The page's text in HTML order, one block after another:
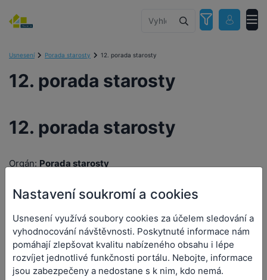
Usnesení Porada starosty 12. porada starosty
12. porada starosty
12. porada starosty
Orgán: Porada starosty
Nastavení soukromí a cookies
Usnesení využívá soubory cookies za účelem sledování a
vyhodnocování návštěvnosti. Poskytnuté informace nám
pomáhají zlepšovat kvalitu nabízeného obsahu i lépe
rozvíjet jednotlivé funkčnosti portálu. Nebojte, informace
jsou zabezpečeny a nedostane s k nim, kdo nemá.